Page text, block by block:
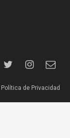
Política de Privacidad